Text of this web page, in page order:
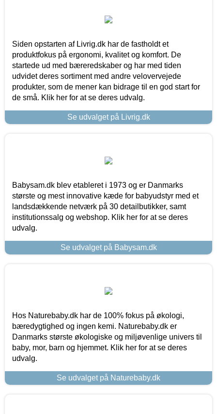
Siden opstarten af Livrig.dk har de fastholdt et
produktfokus på ergonomi, kvalitet og komfort. De
startede ud med bæreredskaber og har med tiden
udvidet deres sortiment med andre velovervejede
produkter, som de mener kan bidrage til en god start for
de små. Klik her for at se deres udvalg.
Se udvalget på Livrig.dk
Babysam.dk blev etableret i 1973 og er Danmarks
største og mest innovative kæde for babyudstyr med et
landsdækkende netværk på 30 detailbutikker, samt
institutionssalg og webshop. Klik her for at se deres
udvalg.
Se udvalget på Babysam.dk
Hos Naturebaby.dk har de 100% fokus på økologi,
bæredygtighed og ingen kemi. Naturebaby.dk er
Danmarks største økologiske og miljøvenlige univers til
baby, mor, barn og hjemmet. Klik her for at se deres
udvalg.
Se udvalget på Naturebaby.dk